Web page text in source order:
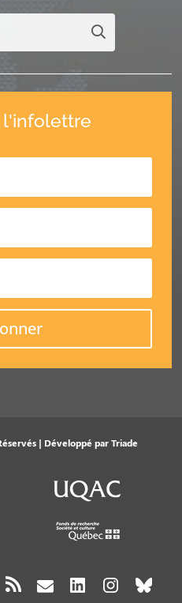
l'infolettre
| Développé parTriade